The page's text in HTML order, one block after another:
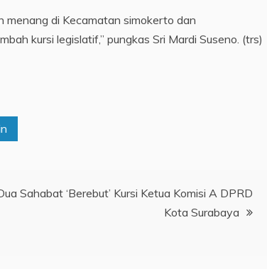
menang di Kecamatan simokerto dan
kursi legislatif,” pungkas Sri Mardi Suseno. (trs)
Sahabat ‘Berebut’ Kursi Ketua Komisi A DPRD
Kota Surabaya